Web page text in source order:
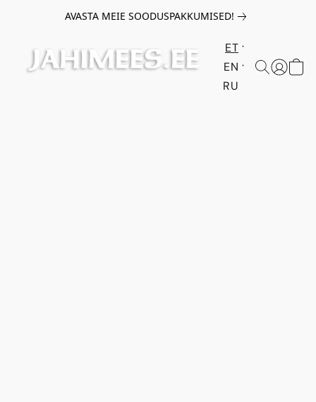
AVASTA MEIE SOODUSPAKKUMISED!
ET
EN
RU